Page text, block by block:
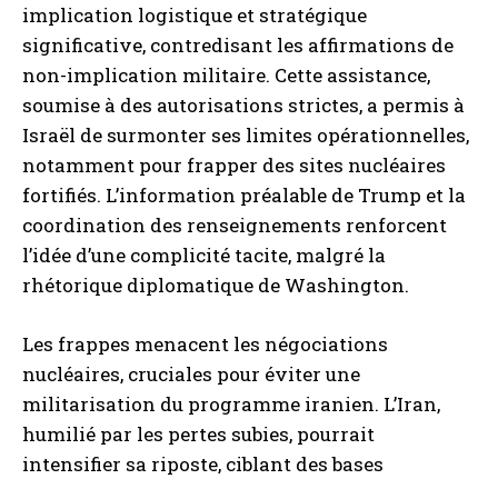
implication logistique et stratégique
significative, contredisant les affirmations de
non-implication militaire. Cette assistance,
soumise à des autorisations strictes, a permis à
Israël de surmonter ses limites opérationnelles,
notamment pour frapper des sites nucléaires
fortifiés. L’information préalable de Trump et la
coordination des renseignements renforcent
l’idée d’une complicité tacite, malgré la
rhétorique diplomatique de Washington.
Les frappes menacent les négociations
nucléaires, cruciales pour éviter une
militarisation du programme iranien. L’Iran,
humilié par les pertes subies, pourrait
intensifier sa riposte, ciblant des bases